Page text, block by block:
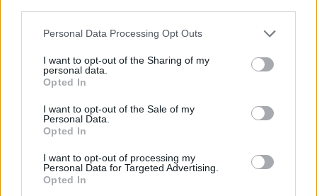
Please note that this website/app uses one or more Google
not limited to your visit or usage behaviour. You may click to
grant or deny consent to Google and its third-party tags to
use your data for below specified purposes in below Google
consent section.
Personal Data Processing Opt Outs
I want to opt-out of the Sharing of my
personal data.
Opted In
I want to opt-out of the Sale of my
Personal Data.
Opted In
I want to opt-out of processing my
Personal Data for Targeted Advertising.
Opted In
Από τις 879.026 αιτήσεις που υποβλήθηκαν, οι
151.450 κατατάσσονται στις «οριστικά επιλέξιμες».